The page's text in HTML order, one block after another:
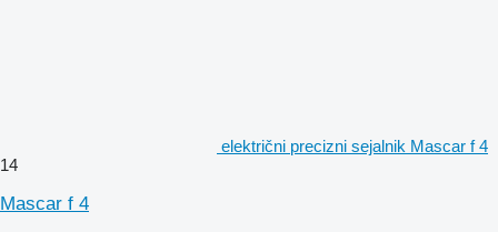
električni precizni sejalnik Mascar f 4
14
Mascar f 4